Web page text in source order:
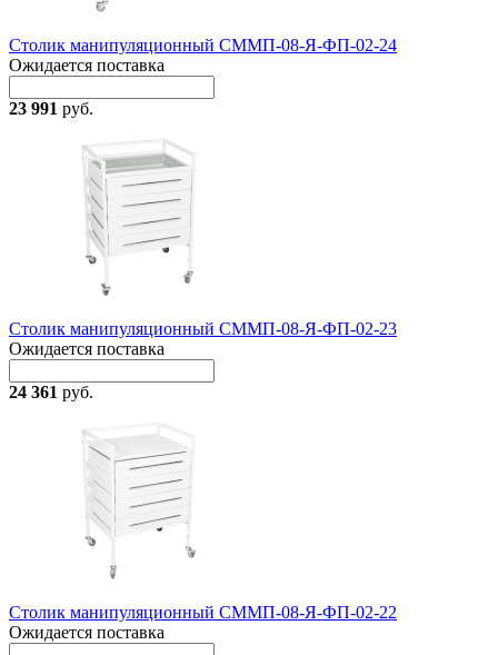
Столик манипуляционный СММП-08-Я-ФП-02-24
Ожидается поставка
23 991 руб.
Столик манипуляционный СММП-08-Я-ФП-02-23
Ожидается поставка
24 361 руб.
Столик манипуляционный СММП-08-Я-ФП-02-22
Ожидается поставка